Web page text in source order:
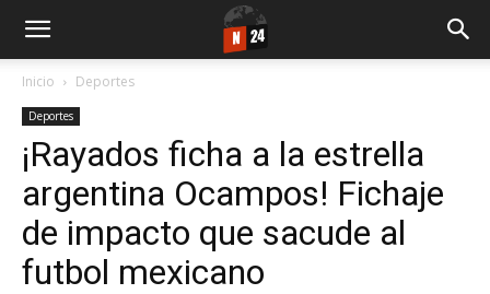
Inicio Deportes
Deportes
¡Rayados ficha a la estrella
argentina Ocampos! Fichaje
de impacto que sacude al
futbol mexicano